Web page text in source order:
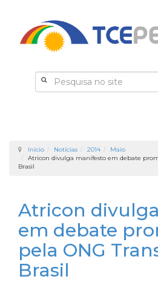
Início Notícias 2014
Maio
Atricon divulga manifesto em debate
Brasil
Atricon
em debate
pela ONG
Brasil